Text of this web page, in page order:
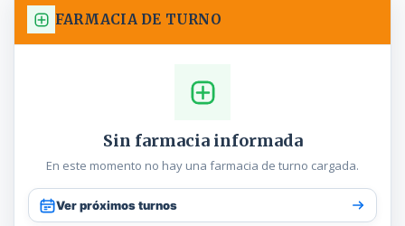
FARMACIA DE TURNO
Sin farmacia informada
En este momento no hay una farmacia de turno cargada.
Ver próximos turnos